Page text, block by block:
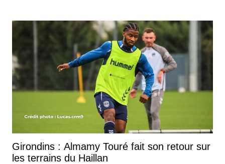
Girondins : Almamy Touré fait son retour sur
les terrains du Haillan